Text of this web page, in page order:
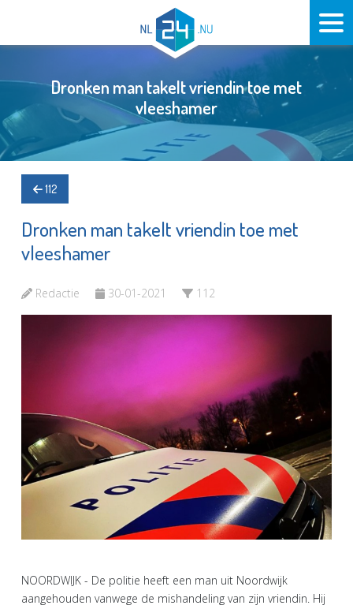
Dronken man takelt vriendin toe met
vleeshamer
112
Dronken man takelt vriendin toe met
vleeshamer
Redactie 30-01-2021 112
NOORDWIJK - De politie heeft een man uit Noordwijk
aangehouden vanwege de mishandeling van zijn vriendin. Hij